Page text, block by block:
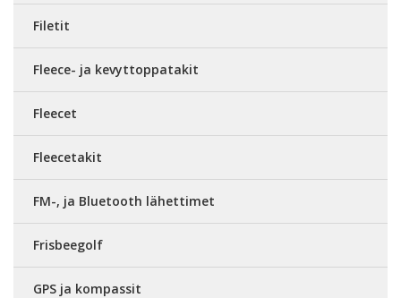
Filetit
Fleece- ja kevyttoppatakit
Fleecet
Fleecetakit
FM-, ja Bluetooth lähettimet
Frisbeegolf
GPS ja kompassit